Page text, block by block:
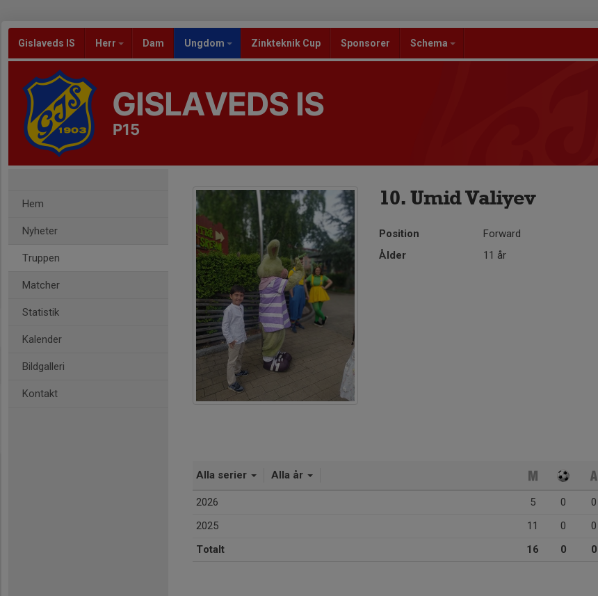
Gislaveds IS Herr Dam Ungdom Zinkteknik Cup Sponsorer Schema
GISLAVEDS IS
P15
Hem
Nyheter
Truppen
Matcher
Statistik
Kalender
Bildgalleri
Kontakt
10. Umid Valiyev
Position
Forward
Ålder
11 år
Alla serier Alla år
2026 5 0 0
2025
11 0 0
Totalt
16 0 0